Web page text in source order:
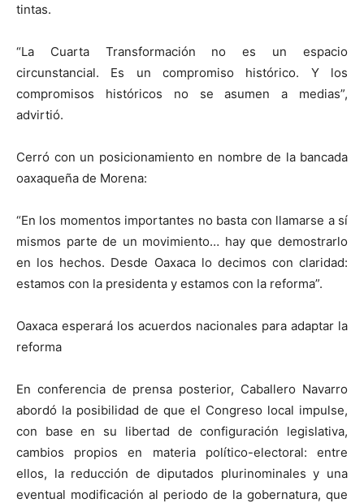
tintas.
“La Cuarta Transformación no es un espacio
circunstancial. Es un compromiso histórico. Y los
compromisos históricos no se asumen a medias”,
advirtió.
Cerró con un posicionamiento en nombre de la bancada
oaxaqueña de Morena:
“En los momentos importantes no basta con llamarse a sí
mismos parte de un movimiento… hay que demostrarlo
en los hechos. Desde Oaxaca lo decimos con claridad:
estamos con la presidenta y estamos con la reforma”.
Oaxaca esperará los acuerdos nacionales para adaptar la
reforma
En conferencia de prensa posterior, Caballero Navarro
abordó la posibilidad de que el Congreso local impulse,
con base en su libertad de configuración legislativa,
cambios propios en materia político-electoral: entre
ellos, la reducción de diputados plurinominales y una
eventual modificación al periodo de la gobernatura, que